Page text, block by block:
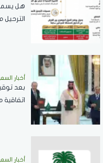
هل
أخبار
بعد
أخبار